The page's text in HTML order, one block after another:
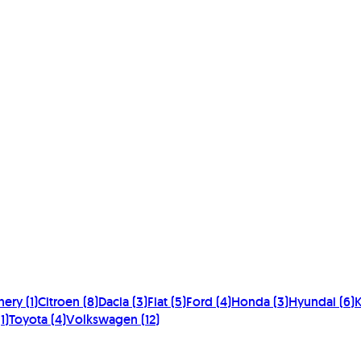
(1)Citroen (8)Dacia(3)Fiat(5)Ford (4)Honda(3)Hyundai (6)
1)Toyota(4)Volkswagen (12)